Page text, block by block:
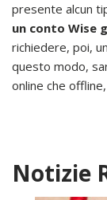
presente alcun
un conto Wise
richiedere, poi,
questo modo,
online che
Notizie